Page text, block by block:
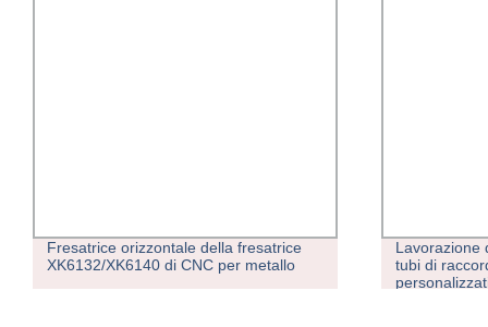
Fresatrice orizzontale della fresatrice
XK6132/XK6140 di CNC per metallo
Lavorazione
tubi di